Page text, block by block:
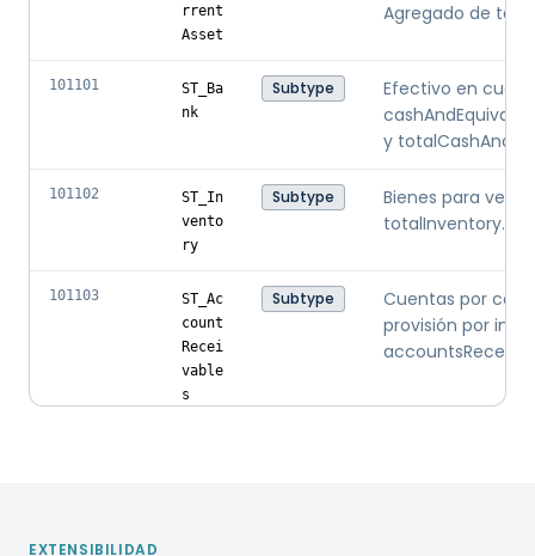
rrent
Asset
Agregado de
101101
ST_Ba
nk
Subtype
Efectivo en
y
101102
ST_In
vento
ry
Subtype
Bienes para
totalInventory.
101103
ST_Ac
count
Recei
vable
s
Subtype
Cuentas por
provisión por
EXTENSIBILIDAD